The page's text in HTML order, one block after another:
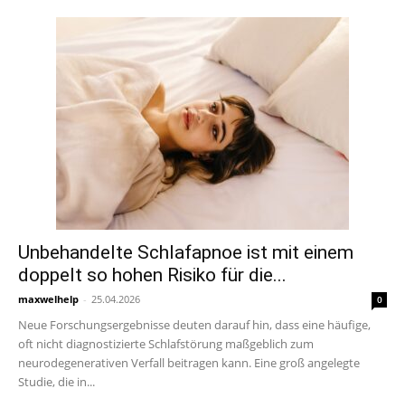
Unbehandelte Schlafapnoe ist mit einem
doppelt so hohen Risiko für die...
maxwelhelp - 25.04.2026 0
Neue Forschungsergebnisse deuten darauf hin, dass eine häufige,
oft nicht diagnostizierte Schlafstörung maßgeblich zum
neurodegenerativen Verfall beitragen kann. Eine groß angelegte
Studie, die in...